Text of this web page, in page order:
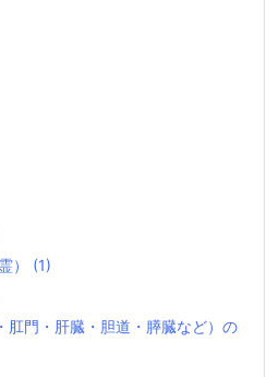
） (1)
肛門・肝臓・胆道・膵臓など）の